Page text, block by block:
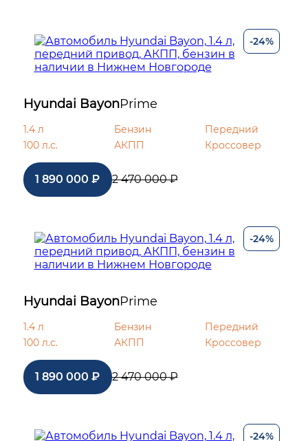
-24%
Hyundai BayonPrime
1.4 л Бензин
Передний
100 л.с.
АКПП Кроссовер
1 890 000 ₽ 2 470 000 ₽
-24%
Hyundai BayonPrime
1.4 л Бензин
Передний
100 л.с.
АКПП Кроссовер
1 890 000 ₽ 2 470 000 ₽
-24%